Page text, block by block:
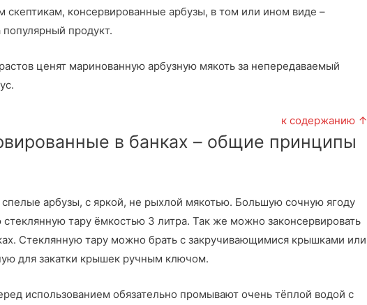
скептикам, консервированные арбузы, в том или ином виде –
продукт.
ценят маринованную арбузную мякоть за непередаваемый
к содержанию ↑
в банках – общие принципы
арбузы, с яркой, не рыхлой мякотью. Большую сочную ягоду
тару ёмкостью 3 литра. Так же можно законсервировать
Стеклянную тару можно брать с закручивающимися крышками или
для закатки крышек ручным ключом.
использованием обязательно промывают очень тёплой водой с